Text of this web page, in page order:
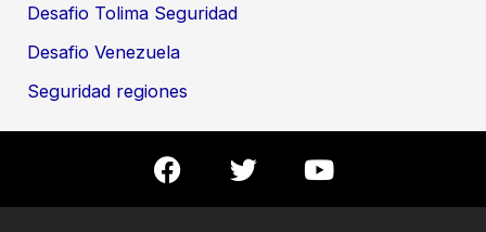
Desafio Tolima Seguridad
Desafio Venezuela
Seguridad regiones
F
a
c
T
w
i
Y
o
u